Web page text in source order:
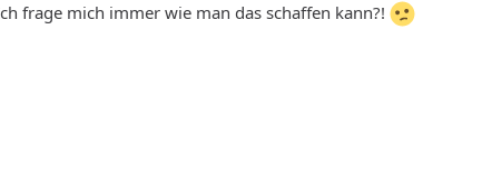
frage mich immer wie man das schaffen kann?!